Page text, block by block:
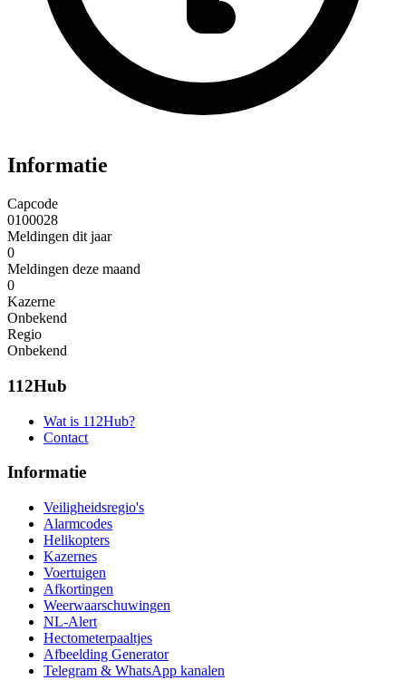
Informatie
Capcode
0100028
Meldingen dit jaar
0
Meldingen deze maand
0
Kazerne
Onbekend
Regio
Onbekend
112Hub
Wat is 112Hub?
Contact
Informatie
Veiligheidsregio's
Alarmcodes
Helikopters
Kazernes
Voertuigen
Afkortingen
Weerwaarschuwingen
NL-Alert
Hectometerpaaltjes
Afbeelding Generator
Telegram & WhatsApp kanalen